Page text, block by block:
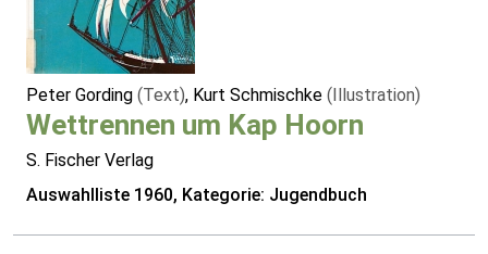
Peter Gording (Text), Kurt Schmischke (Illustration)
Wettrennen um Kap Hoorn
S. Fischer Verlag
Auswahlliste 1960, Kategorie: Jugendbuch